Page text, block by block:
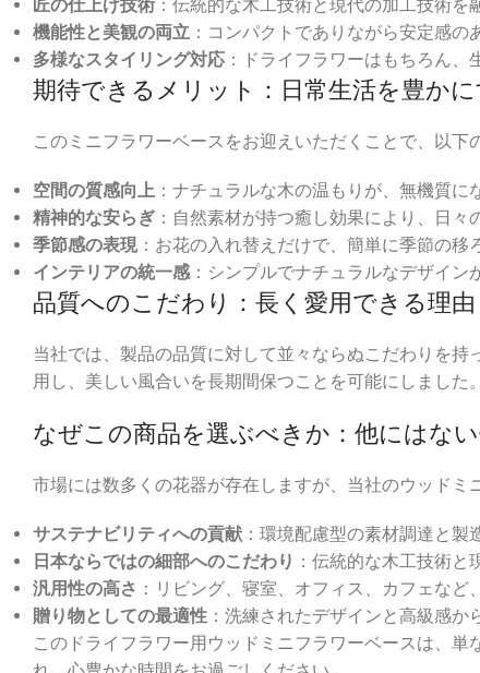
匠の仕上げ技術 ：伝統的な木工技術と現代の加工技術
機能性と美観の両立 ：コンパクトでありながら安定感
多様なスタイリング対応 ：ドライフラワーはもちろん
期待できるメリット：日常生活を豊か
このミニフラワーベースをお迎えいただくことで、以下
空間の質感向上 ：ナチュラルな木の温もりが、無機質
精神的な安らぎ ：自然素材が持つ癒し効果により、日
季節感の表現：お花の入れ替えだけで、簡単に季節の移
インテリアの統一感 ：シンプルでナチュラルなデザイ
品質へのこだわり：長く愛用できる理由
当社では、製品の品質に対して並々ならぬこだわりを
用し、美しい風合いを長期間保つことを可能にしまし
なぜこの商品を選ぶべきか：他にはな
市場には数多くの花器が存在しますが、当社のウッドミ
サステナビリティへの貢献 ：環境配慮型の素材調達と製
日本ならではの細部へのこだわり ：伝統的な木工技術
汎用性の高さ ：リビング、寝室、オフィス、カフェなど
贈り物としての最適性 ：洗練されたデザインと高級感
このドライフラワー用ウッドミニフラワーベースは、